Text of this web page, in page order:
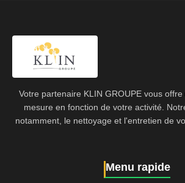
Votre partenaire KLIN GROUPE vous
mesure en fonction de votre activité.
notamment, le nettoyage et l'entretien de
Menu rapide